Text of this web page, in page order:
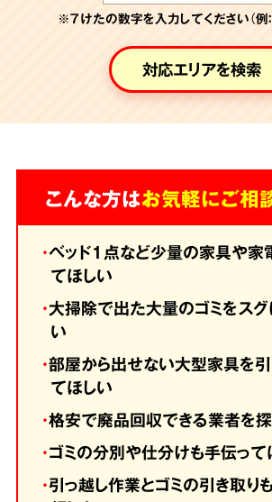
※７けたの数字を入力してください（
対応エリアを検索
こんな方はお気軽にご相
・ベッド1点など少量の家具や家
てほしい
・大掃除で出た大量のゴミをス
い
・部屋から出せない大型家具を
てほしい
・格安で廃品回収できる業者を
・ゴミの分別や仕分けも手伝って
・引っ越し作業とゴミの引き取り